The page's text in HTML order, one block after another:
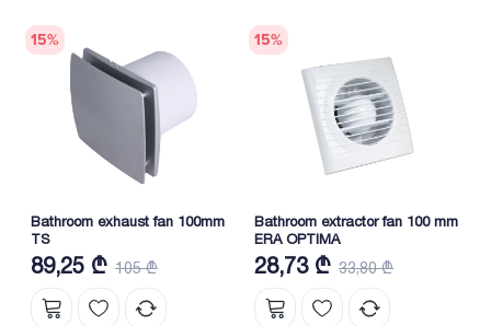
15%
Bathroom exhaust fan 100mm
TS
89,25 ₾ 105 ₾
15%
Bathroom extractor fan 100 mm
ERA OPTIMA
28,73 ₾ 33,80 ₾